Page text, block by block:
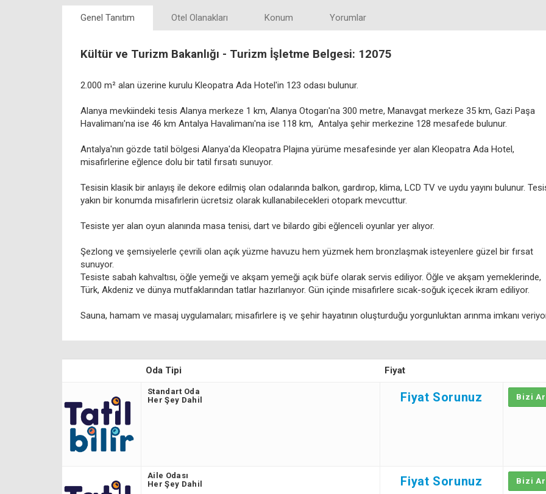
Genel Tanıtım Otel Olanakları Konum Yorumlar
Kültür ve Turizm Bakanlığı - Turizm İşletme Belgesi: 12075
2.000 m² alan üzerine kurulu Kleopatra Ada Hotel'in 123 odası bulunur.
Alanya mevkiindeki tesis Alanya merkeze 1 km, Alanya Otogarı'na 300 metre, Manavgat merkeze 35 km, Gazi Paşa
Havalimanı'na ise 46 km Antalya Havalimanı'na ise 118 km, Antalya şehir merkezine 128 mesafede bulunur.
Antalya'nın gözde tatil bölgesi Alanya'da Kleopatra Plajına yürüme mesafesinde yer alan Kleopatra Ada Hotel,
misafirlerine eğlence dolu bir tatil fırsatı sunuyor.
Tesisin klasik bir anlayış ile dekore edilmiş olan odalarında balkon, gardırop, klima, LCD TV ve uydu yayını bulunur.
yakın bir konumda misafirlerin ücretsiz olarak kullanabilecekleri otopark mevcuttur.
Tesiste yer alan oyun alanında masa tenisi, dart ve bilardo gibi eğlenceli oyunlar yer alıyor.
Şezlong ve şemsiyelerle çevrili olan açık yüzme havuzu hem yüzmek hem bronzlaşmak isteyenlere güzel bir fırsat
sunuyor.
Tesiste sabah kahvaltısı, öğle yemeği ve akşam yemeği açık büfe olarak servis ediliyor. Öğle ve akşam yemeklerinde,
Türk, Akdeniz ve dünya mutfaklarından tatlar hazırlanıyor. Gün içinde misafirlere sıcak-soğuk içecek ikram ediliyor.
Sauna, hamam ve masaj uygulamaları; misafirlere iş ve şehir hayatının oluşturduğu yorgunluktan arınma imkanı
Oda Tipi Fiyat
Standart Oda
Her Şey Dahil
Fiyat Sorunuz Bizi
Aile Odası
Her Şey Dahil
Fiyat Sorunuz Bizi